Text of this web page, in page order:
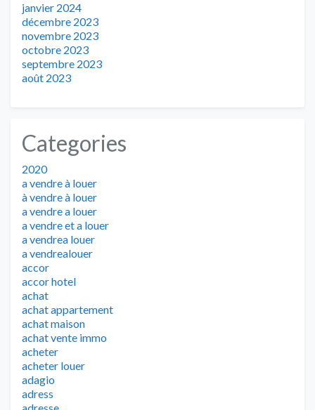
janvier 2024
décembre 2023
novembre 2023
octobre 2023
septembre 2023
août 2023
Categories
2020
a vendre à louer
à vendre à louer
a vendre a louer
a vendre et a louer
a vendrea louer
a vendrealouer
accor
accor hotel
achat
achat appartement
achat maison
achat vente immo
acheter
acheter louer
adagio
adress